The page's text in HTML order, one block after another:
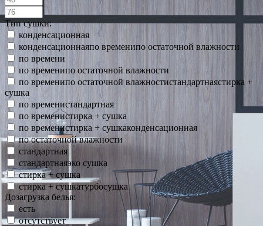
Тип сушки:
конденсационная
конденсационнаяпо временипо остаточной влажности
по времени
по временипо остаточной влажности
по временипо остаточной влажностистандартнаястирка +
сушка
по временистандартная
по временистирка + сушка
по временистирка + сушкаконденсационная
по остаточной влажности
стандартная
стандартнаяэко сушка
стирка + сушка
стирка + сушкатурбосушка
Дозагрузка белья:
есть
отсутствует